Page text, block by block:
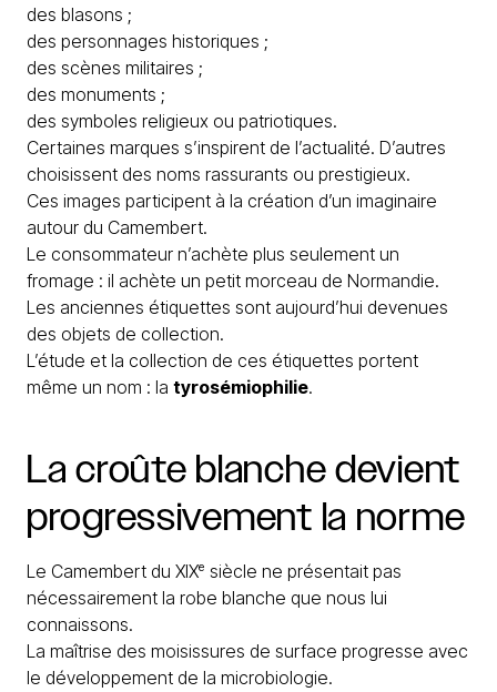
des blasons ;
des personnages historiques ;
des scènes militaires ;
des monuments ;
des symboles religieux ou patriotiques.
Certaines marques s’inspirent de l’actualité. D’autres
choisissent des noms rassurants ou prestigieux.
Ces images participent à la création d’un imaginaire
autour du Camembert.
Le consommateur n’achète plus seulement un
fromage : il achète un petit morceau de Normandie.
Les anciennes étiquettes sont aujourd’hui devenues
des objets de collection.
L’étude et la collection de ces étiquettes portent
même un nom : la tyrosémiophilie.
La croûte blanchedevient
progressivement la norme
Le Camembert du XIXᵉ siècle ne présentait pas
nécessairement la robe blanche que nous lui
connaissons.
La maîtrise des moisissures de surface progresse avec
le développement de la microbiologie.